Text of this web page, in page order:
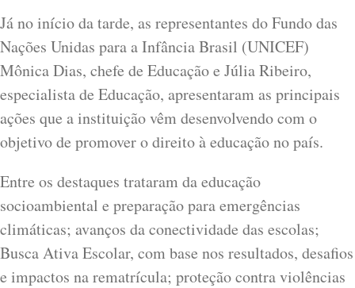
Já no início da tarde, as representantes do Fundo das
Nações Unidas para a Infância Brasil (UNICEF)
Mônica Dias, chefe de Educação e Júlia Ribeiro,
especialista de Educação, apresentaram as principais
ações que a instituição vêm desenvolvendo com o
objetivo de promover o direito à educação no país.
Entre os destaques trataram da educação
socioambiental e preparação para emergências
climáticas; avanços da conectividade das escolas;
Busca Ativa Escolar, com base nos resultados, desafios
e impactos na rematrícula; proteção contra violências